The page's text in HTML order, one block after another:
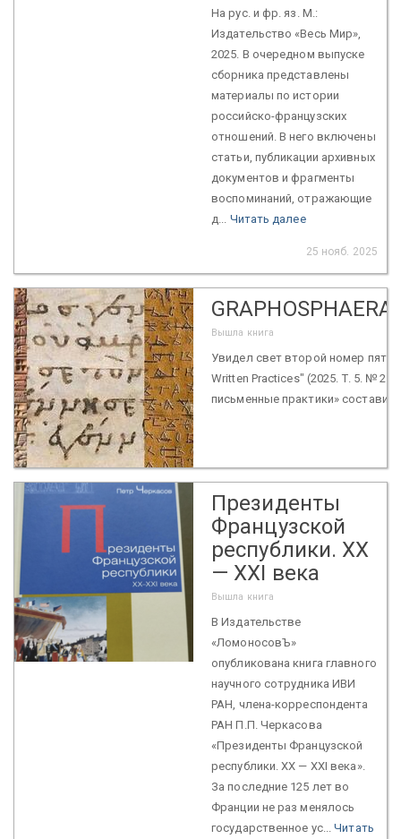
На рус. и фр. яз. М.:
Издательство «Весь Мир»,
2025. В очередном выпуске
сборника представлены
материалы по истории
российско-французских
отношений. В него включены
статьи, публикации архивных
документов и фрагменты
воспоминаний, отражающие
д... Читать далее
25 нояб. 2025
Вышла книга
Увидел свет второй номер
Written Practices" (2025. Т. 5. №
письменные практики»
Президенты
Французской
республики. XX
— XXI века
Вышла книга
В Издательстве
«ЛомоносовЪ»
опубликована книга главного
научного сотрудника ИВИ
РАН, члена-корреспондента
РАН П.П. Черкасова
«Президенты Французской
республики. XX — XXI века».
За последние 125 лет во
Франции не раз менялось
государственное ус...Читать